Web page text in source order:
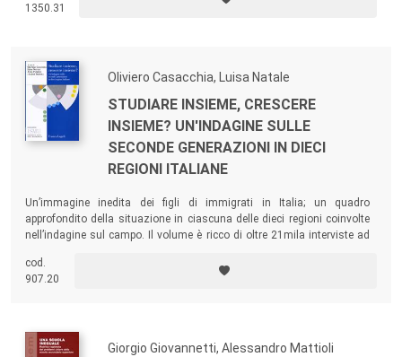
1350.31
Oliviero Casacchia, Luisa Natale
STUDIARE INSIEME, CRESCERE
INSIEME? UN'INDAGINE SULLE
SECONDE GENERAZIONI IN DIECI
REGIONI ITALIANE
Un’immagine inedita dei figli di immigrati in Italia; un quadro
approfondito della situazione in ciascuna delle dieci regioni coinvolte
nell’indagine sul campo. Il volume è ricco di oltre 21mila interviste ad
cod.
907.20
Giorgio Giovannetti, Alessandro Mattioli